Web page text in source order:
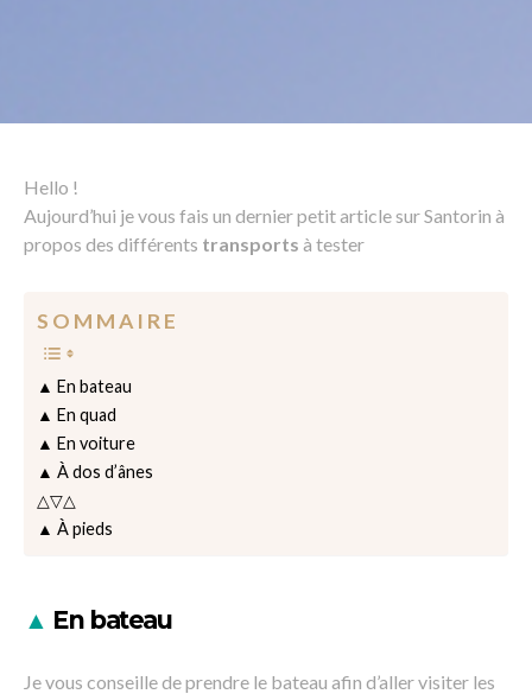
Hello !
Aujourd’hui je vous fais un dernier petit article sur Santorin à
propos des différents transports à tester
S O M M A I R E
▲ En bateau
▲ En quad
▲ En voiture
▲ À dos d’ânes
△▽△
▲ À pieds
▲ En bateau
Je vous conseille de prendre le bateau afin d’aller visiter les